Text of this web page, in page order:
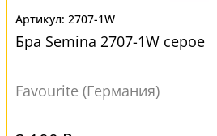
2707-1W
Бра Semina 2707-1W серое
Favourite (Германия)